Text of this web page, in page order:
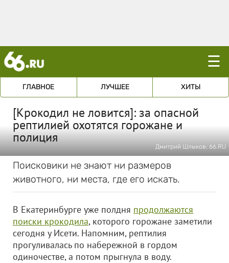
☰
ГЛАВНОЕ ЛУЧШЕЕ ХИТЫ
[Крокодил не ловится]: за опасной
рептилией охотятся горожане и
полиция
Дмитрий Шлыков; 66.RU
Поисковики не знают ни размеров
животного, ни места, где его искать.
В Екатеринбурге уже полдня продолжаются
поиски крокодила, которого горожане заметили
сегодня у Исети. Напомним, рептилия
прогуливалась по набережной в гордом
одиночестве, а потом прыгнула в воду.